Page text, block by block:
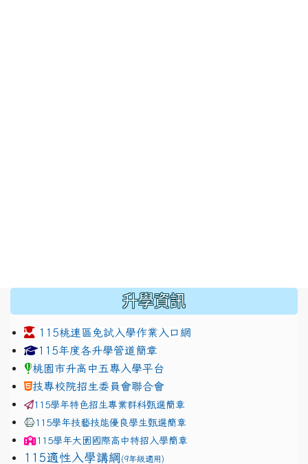
升學資訊
115桃連區免試入學作業入口網
link to https://www.jhjhs.tyc.edu.tw/modules/
115年度各升學管道簡章
桃園市升高中五專入學平台
技專校院招生委員會聯合會
115學年特色招生專業群科甄選簡章
115學年技藝技能優良學生甄選簡章
115學年大園國際高中特招入學簡章
115適性入學講綱 (9年級適用)